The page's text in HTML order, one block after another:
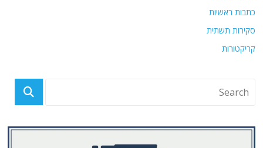
כתבות ראשיות
סקירות תשתית
קריקטורות